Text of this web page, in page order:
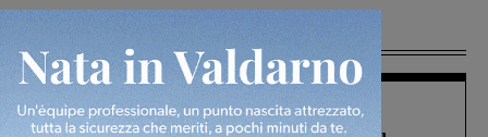
Più lette
Figline Incisa Valdarno 1 Agosto 2026